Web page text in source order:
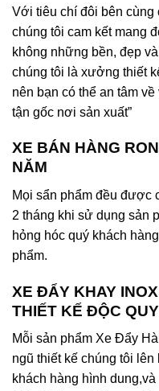
Với tiêu chí đôi bên cùng
chúng tôi cam kết mang
không những bền, đẹp
chúng tôi là xưởng thiết
nên bạn có thể an tâm
tận gốc nơi sản xuất”
XE BÁN HÀNG
NĂM
Mọi sẩn phẩm đều được
2 tháng khi sử dụng sản
hỏng hóc quý khách
phẩm.
XE ĐẨY KHAY
THIẾT KẾ ĐỘC
Mỗi sản phẩm Xe Đẩy
ngũ thiết kế chúng tôi
khách hàng hình